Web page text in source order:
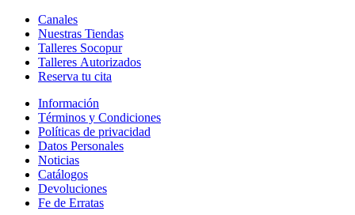
Canales
Nuestras Tiendas
Talleres Socopur
Talleres Autorizados
Reserva tu cita
Información
Términos y Condiciones
Políticas de privacidad
Datos Personales
Noticias
Catálogos
Devoluciones
Fe de Erratas